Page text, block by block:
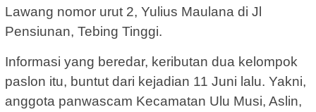
Lawang nomor urut 2, Yulius Maulana di Jl
Pensiunan, Tebing Tinggi.
Informasi yang beredar, keributan dua kelompok
paslon itu, buntut dari kejadian 11 Juni lalu. Yakni,
anggota panwascam Kecamatan Ulu Musi, Aslin,